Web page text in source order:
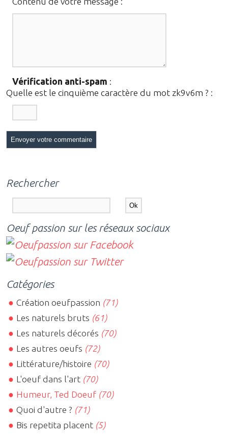
Vérification anti-spam :
Quelle est le cinquième caractère du mot zk9v6m ? :
Rechercher
Oeuf passion sur les réseaux sociaux
Catégories
Création oeufpassion (71)
Les naturels bruts (61)
Les naturels décorés (70)
Les autres oeufs (72)
Littérature/histoire (70)
L'oeuf dans l'art (70)
Humeur, Ted Doeuf (70)
Quoi d'autre ? (71)
Bis repetita placent (5)